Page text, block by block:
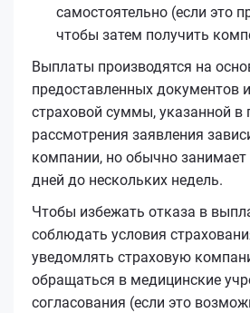
самостоятельно (если это
чтобы затем получить
Выплаты производятся на
предоставленных документов
страховой суммы, указанной в
рассмотрения заявления
компании, но обычно занимает
дней до нескольких недель.
Чтобы избежать отказа в
соблюдать условия
уведомлять страховую
обращаться в медицинские
согласования (если это